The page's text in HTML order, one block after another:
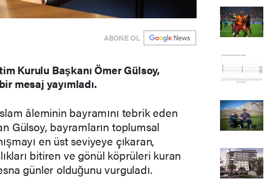
ABONE OL
Kurulu Başkanı Ömer Gülsoy,
mesaj yayımladı.
âleminin bayramını tebrik eden
Gülsoy, bayramların toplumsal
en üst seviyeye çıkaran,
bitiren ve gönül köprüleri kuran
günler olduğunu vurguladı.